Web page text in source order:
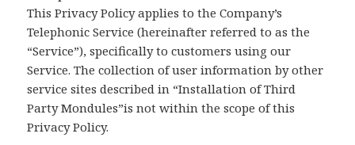
This Privacy Policy applies to the Company’s
Telephonic Service (hereinafter referred to as the
“Service”), specifically to customers using our
Service. The collection of user information by other
service sites described in “Installation of Third
Party Mondules”is not within the scope of this
Privacy Policy.